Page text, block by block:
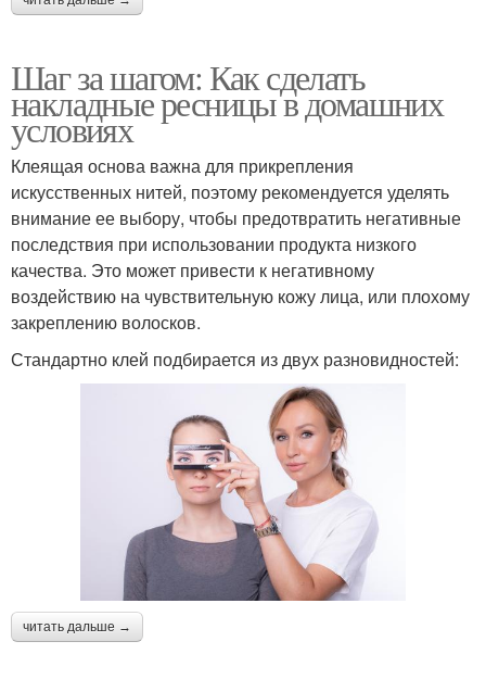
Шаг за шагом: Как сделать
накладные ресницы в домашних
условиях
Клеящая основа важна для прикрепления
искусственных нитей, поэтому рекомендуется уделять
внимание ее выбору, чтобы предотвратить негативные
последствия при использовании продукта низкого
качества. Это может привести к негативному
воздействию на чувствительную кожу лица, или плохому
закреплению волосков.
Стандартно клей подбирается из двух разновидностей:
читать дальше →